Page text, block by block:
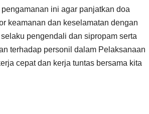
ini agar panjatkan doa
keamanan dan keselamatan dengan
pengendali dan sipropam serta
terhadap personil dalam Pelaksanaan
cepat dan kerja tuntas bersama kita